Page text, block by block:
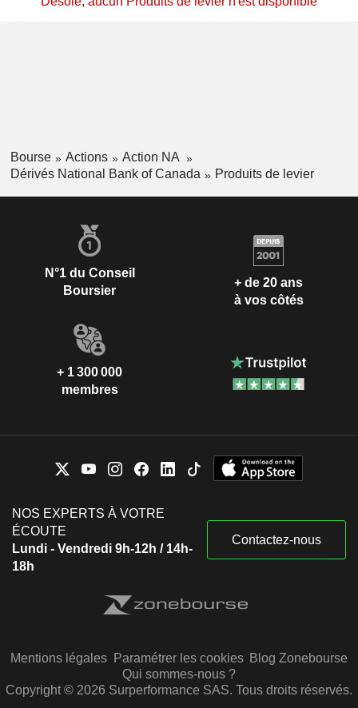
Bourse Actions
Action NA
Dérivés National Bank of Canada
Produits de levier
N°1 du Conseil
Boursier
+ de 20 ans
à vos côtés
+ 1 300 000
membres
NOS EXPERTS À VOTRE
ÉCOUTE
Lundi - Vendredi 9h-12h / 14h-
18h
Contactez-nous
Mentions légales Paramétrer les cookies Blog Zonebourse
Qui sommes-nous ?
Copyright © 2026 Surperformance SAS. Tous droits réservés.